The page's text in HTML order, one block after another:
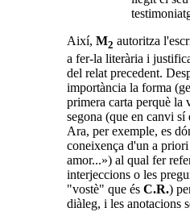
Així, M2 autoritza
a fer-la literària i
del relat precedent.
importància la forma
primera carta perquè la
segona (que en canvi sí
Ara, per exemple, es
coneixença d'un a
amor...») al qual fer
interjeccions o les
"vostè" que és C.R.)
diàleg, i les anotacions